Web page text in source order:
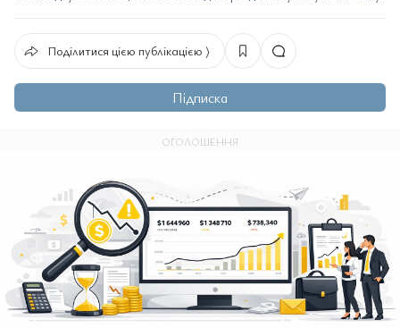
Поділитися цією публікацією ⟩
Підписка
ОГОЛОШЕННЯ